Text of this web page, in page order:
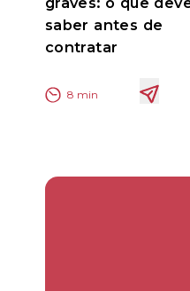
saber antes de
contratar
8 min